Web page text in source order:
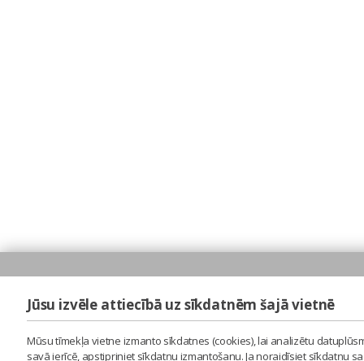
Jūsu izvēle attiecībā uz sīkdatnēm šajā vietnē
Mūsu tīmekļa vietne izmanto sīkdatnes (cookies), lai analizētu
savā ierīcē, apstipriniet sīkdatņu izmantošanu. Ja noraidīsiet sīkdatņu